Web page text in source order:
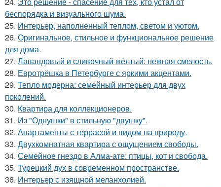
беспорядка и визуального шума.
25. Интерьер, наполненный теплом, светом и уютом.
26. Оригинальное, стильное и функциональное решение
для дома.
27. Лавандовый и сливочный жёлтый: нежная смелость.
28. Евротрёшка в Петербурге с яркими акцентами.
29. Тепло модерна: семейный интерьер для двух
поколений.
30. Квартира для коллекционеров.
31. Из "Однушки" в стильную "двушку".
32. Апартаменты с террасой и видом на природу.
33. Двухкомнатная квартира с ощущением свободы.
34. Семейное гнездо в Алма-ате: птицы, кот и свобода.
35. Турецкий дух в современном пространстве.
36. Интерьер с изящной меланхолией.